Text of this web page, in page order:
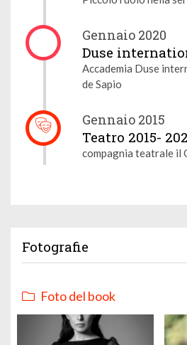
Gennaio 2020
Duse
Accademia Duse
de Sapio
Gennaio 2015
Teatro 2015-
compagnia teatrale il
Fotografie
Foto del book